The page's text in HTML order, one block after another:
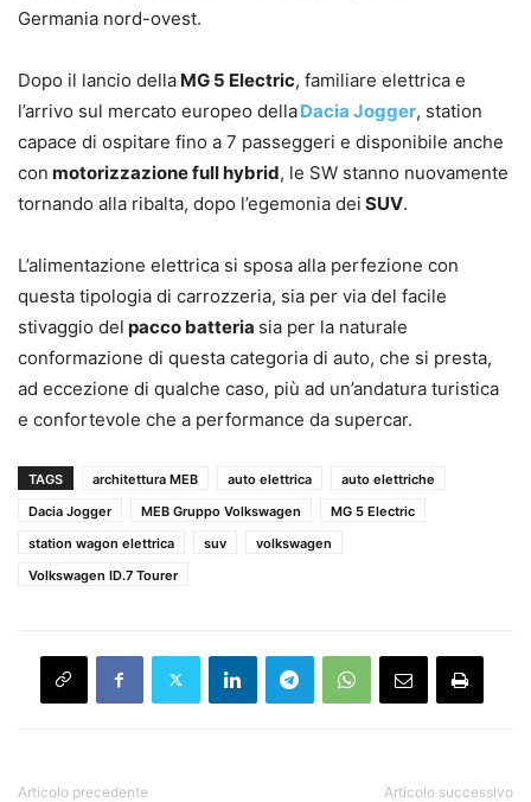
Germania nord-ovest.
Dopo il lancio della MG 5 Electric, familiare elettrica e
l’arrivo sul mercato europeo dellaDacia Jogger, station
capace di ospitare fino a 7 passeggeri e disponibile anche
con motorizzazione full hybrid, le SW stanno nuovamente
tornando alla ribalta, dopo l’egemonia dei SUV.
L’alimentazione elettrica si sposa alla perfezione con
questa tipologia di carrozzeria, sia per via del facile
stivaggio del pacco batteria sia per la naturale
conformazione di questa categoria di auto, che si presta,
ad eccezione di qualche caso, più ad un’andatura turistica
e confortevole che a performance da supercar.
TAGS architettura MEB auto elettrica
auto elettriche
Dacia Jogger
MEB Gruppo Volkswagen
MG 5 Electric
station wagon elettrica
suv
volkswagen
Volkswagen ID.7 Tourer
Articolo precedente Articolo successivo